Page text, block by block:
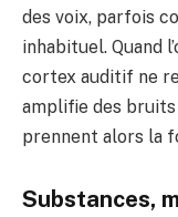
des voix, parfois
inhabituel. Quand
cortex auditif ne
amplifie des bruits
prennent alors la
Substances,